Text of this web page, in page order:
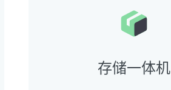
存储一体机